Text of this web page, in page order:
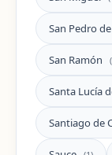
San Pedro
San Ramón
Santa Lucía
Santiago de